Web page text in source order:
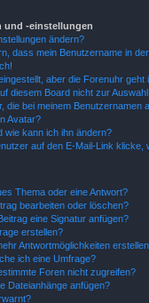
und -einstellungen
ändern?
dass mein Benutzername in
aber die Forenuhr geht
diesem Board nicht zur Auswahl!
die bei meinem Benutzernamen
Avatar?
wie kann ich ihn ändern?
auf den E-Mail-Link klicke,
Thema oder eine Antwort?
bearbeiten oder löschen?
eine Signatur anfügen?
erstellen?
Antwortmöglichkeiten
ich eine Umfrage?
Foren nicht zugreifen?
Dateianhänge anfügen?